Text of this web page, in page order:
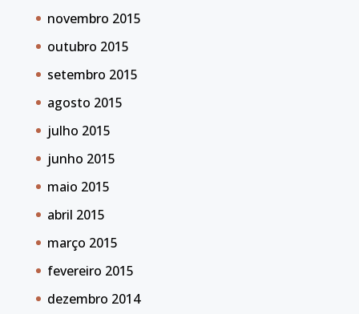
novembro 2015
outubro 2015
setembro 2015
agosto 2015
julho 2015
junho 2015
maio 2015
abril 2015
março 2015
fevereiro 2015
dezembro 2014